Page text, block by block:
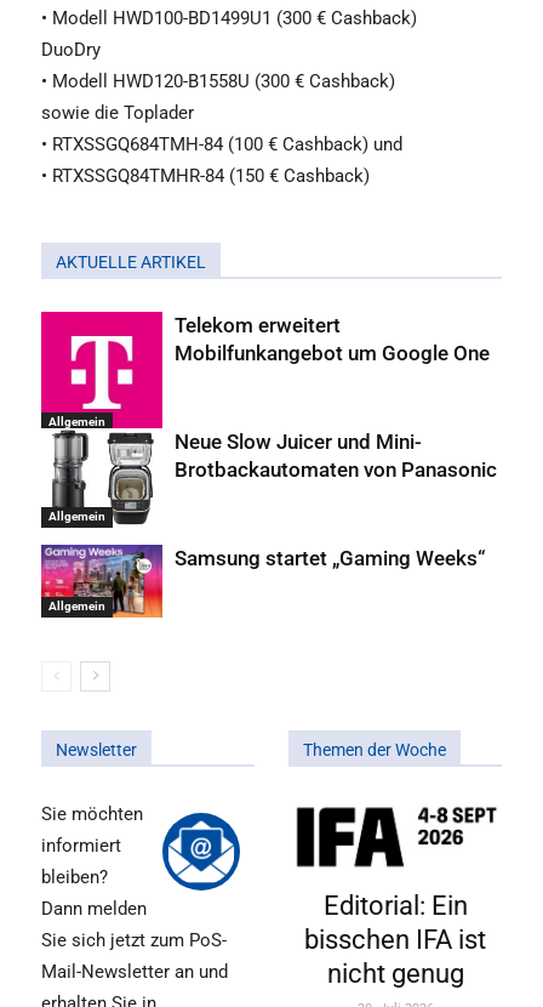
• Modell HWD100-BD1499U1 (300 € Cashback)
DuoDry
• Modell HWD120-B1558U (300 € Cashback)
sowie die Toplader
• RTXSSGQ684TMH-84 (100 € Cashback) und
• RTXSSGQ84TMHR-84 (150 € Cashback)
AKTUELLE ARTIKEL
Allgemein
Telekom erweitert
Mobilfunkangebot um Google One
Allgemein
Neue Slow Juicer und Mini-
Brotbackautomaten von Panasonic
Allgemein
Samsung startet „Gaming Weeks“
Newsletter
Sie möchten
informiert
bleiben?
Dann melden
Sie sich jetzt zum PoS-
Mail-Newsletter an und
Themen der Woche
Editorial: Ein
bisschen IFA ist
nicht genug